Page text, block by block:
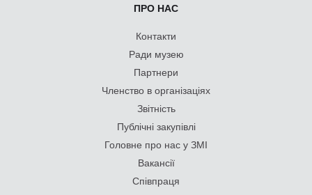
ПРО НАС
Контакти
Ради музею
Партнери
Членство в організаціях
Звітність
Публічні закупівлі
Головне про нас у ЗМІ
Вакансії
Співпраця